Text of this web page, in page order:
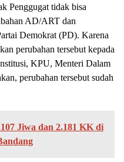
Penggugat tidak bisa
AD/ART dan
Demokrat (PD). Karena
perubahan tersebut kepada
KPU, Menteri Dalam
perubahan tersebut sudah
Jiwa dan 2.181 KK di